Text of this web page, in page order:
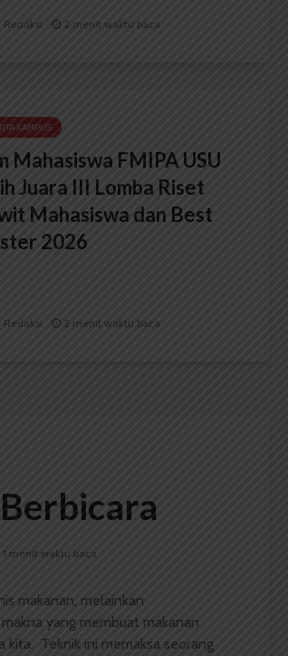
Redaksi 2 menit waktu baca
KAMPUS
Mahasiswa FMIPA USU
Juara III Lomba Riset
Mahasiswa dan Best
2026
Redaksi 2 menit waktu baca
1 menit waktu baca
makanan, melainkan
yang membuat makanan
Teknik ini memaksa seorang